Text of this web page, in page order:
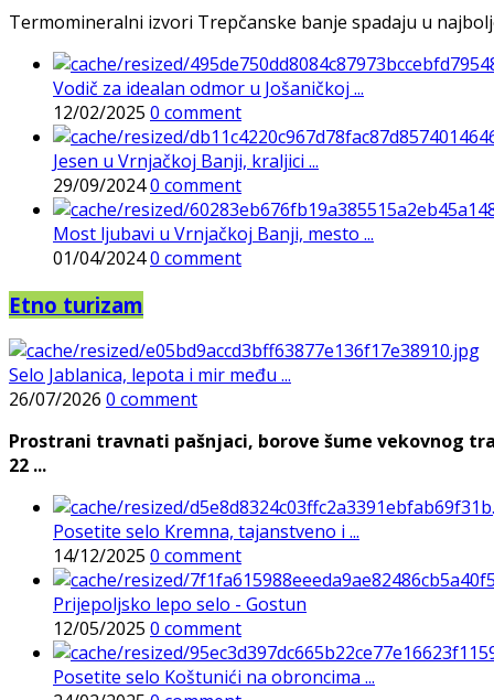
Termomineralni izvori Trepčanske banje spadaju u
Vodič za idealan odmor u Jošaničkoj ...
12/02/2025 0 comment
Jesen u Vrnjačkoj Banji, kraljici ...
29/09/20240 comment
Most ljubavi u Vrnjačkoj Banji, mesto ...
01/04/20240 comment
Etno turizam
Selo Jablanica, lepota i mir među ...
26/07/2026 0 comment
Prostrani travnati pašnjaci, borove šume vekovnog
22 ...
Posetite selo Kremna, tajanstveno i ...
14/12/2025 0 comment
Prijepoljsko lepo selo - Gostun
12/05/2025 0 comment
Posetite selo Koštunići na obroncima ...